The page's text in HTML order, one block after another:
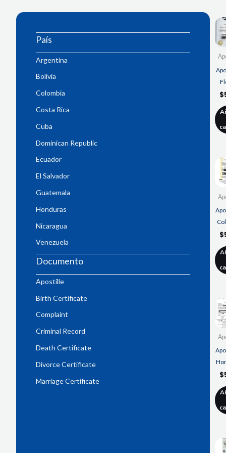
País
Argentina
Bolivia
Colombia
Costa Rica
Cuba
Dominican Republic
Ecuador
El Salvador
Guatemala
Honduras
Nicaragua
Venezuela
Documento
Apostille
Birth Certificate
Complaint
Criminal Record
Death Certificate
Divorce Certificate
Marriage Certificate
$
$
$